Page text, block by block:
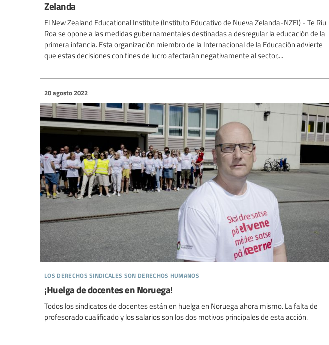
Zelanda
El New Zealand Educational Institute (Instituto Educativo de Nueva Zelanda-NZEI) - Te Riu
Roa se opone a las medidas gubernamentales destinadas a desregular la educación de la
primera infancia. Esta organización miembro de la Internacional de la Educación advierte
que estas decisiones con fines de lucro afectarán negativamente al sector,...
los derechos sindicales son derechos humanos
20 agosto 2022
¡Huelga de docentes en Noruega!
Todos los sindicatos de docentes están en huelga en Noruega ahora mismo. La falta de
profesorado cualificado y los salarios son los dos motivos principales de esta acción.